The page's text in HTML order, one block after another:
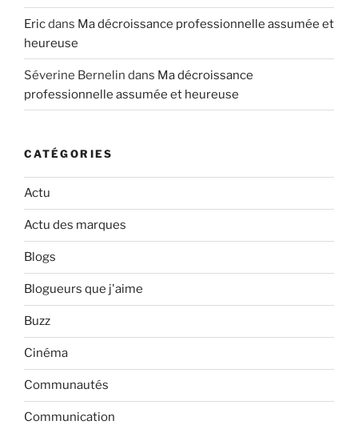
Ericdans Ma décroissance professionnelle assumée et
heureuse
Séverine Bernelin dans Ma décroissance
professionnelle assumée et heureuse
CATÉGORIES
Actu
Actu des marques
Blogs
Blogueurs que j'aime
Buzz
Cinéma
Communautés
Communication